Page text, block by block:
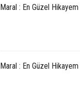
Maral : En Güzel
Maral : En Güzel